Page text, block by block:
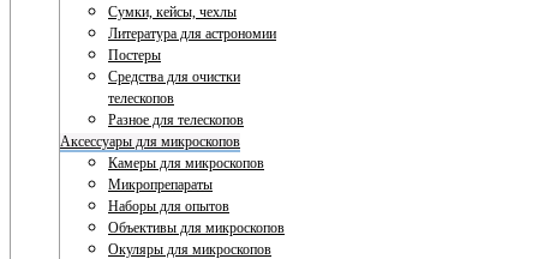
Сумки, кейсы, чехлы
Литература для астрономии
Постеры
Средства для очистки
телескопов
Разное для телескопов
Аксессуары для микроскопов
Камеры для микроскопов
Микропрепараты
Наборы для опытов
Объективы для микроскопов
Окуляры для микроскопов